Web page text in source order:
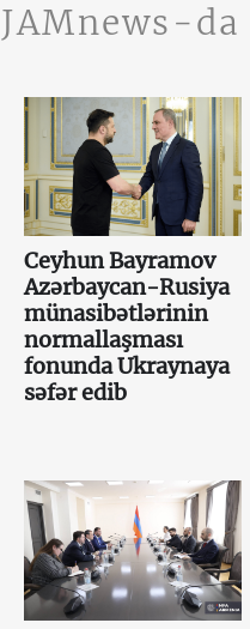
da
Ceyhun Bayramov
Azərbaycan-Rusiya
münasibətlərinin
normallaşması
fonunda Ukraynaya
səfər edib